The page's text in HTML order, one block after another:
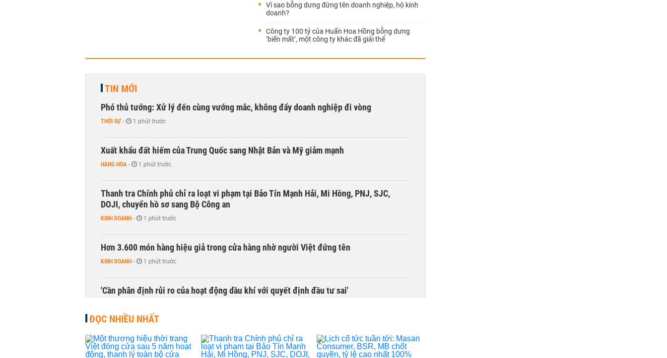
Vì sao bỗng dưng đứng tên doanh nghiệp, hộ kinh
doanh?
Công ty 100 tỷ của Huấn Hoa Hồng bỗng dưng
‘biến mất’, một công ty khác đã giải thể
TIN MỚI
Phó thủ tướng: Xử lý đến cùng vướng mắc, không đẩy doanh nghiệp đi vòng
THỜI SỰ - 1 phút trước
Xuất khẩu đất hiếm của Trung Quốc sang Nhật Bản và Mỹ giảm mạnh
HÀNG HÓA - 1 phút trước
Thanh tra Chính phủ chỉ ra loạt vi phạm tại Bảo Tín Mạnh Hải, Mi Hồng, PNJ, SJC,
DOJI, chuyển hồ sơ sang Bộ Công an
KINH DOANH - 1 phút trước
Hơn 3.600 món hàng hiệu giả trong cửa hàng nhờ người Việt đứng tên
KINH DOANH - 1 phút trước
'Cần phân định rủi ro của hoạt động dầu khí với quyết định đầu tư sai'
Bí thư Thành ủy Hà Nội thúc tiến độ hai dự án giao thông trọng điểm phía Nam Thủ đô
THỜI SỰ - 1 phút trước
ĐỌC NHIỀU NHẤT